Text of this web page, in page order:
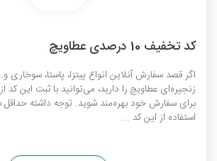
کد تخفیف 10 درصدی عطاویچ
اگر قصد سفارش آنلاین انواع پیتزا، پاستا،
برای سفارش خود بهره‌مند شوید. توجه داشته
استفاده از این کد ...